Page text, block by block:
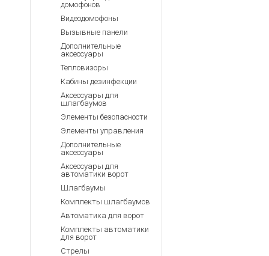
домофонов
Видеодомофоны
Вызывные панели
Дополнительные
аксессуары
Тепловизоры
Кабины дезинфекции
Аксессуары для
шлагбаумов
Элементы безопасности
Элементы управления
Дополнительные
аксессуары
Аксессуары для
автоматики ворот
Шлагбаумы
Комплекты шлагбаумов
Автоматика для ворот
Комплекты автоматики
для ворот
Стрелы